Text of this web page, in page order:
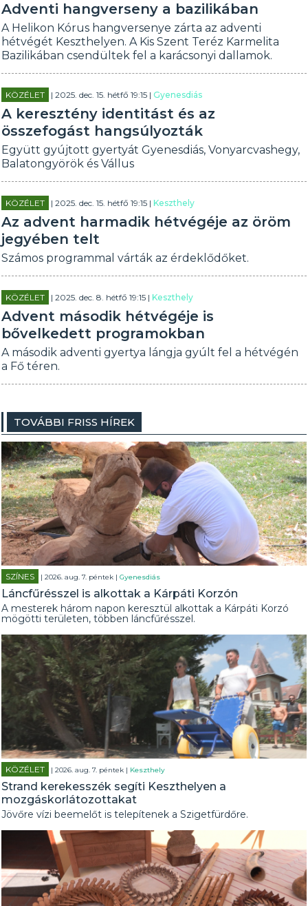
Adventi hangverseny a bazilikában
A Helikon Kórus hangversenye zárta az adventi
hétvégét Keszthelyen. A Kis Szent Teréz Karmelita
Bazilikában csendültek fel a karácsonyi dallamok.
KÖZÉLET | 2025. dec. 15. hétfő 19:15 |Gyenesdiás
A keresztény identitást és az
összefogást hangsúlyozták
Együtt gyújtott gyertyát Gyenesdiás, Vonyarcvashegy,
Balatongyörök és Vállus
KÖZÉLET | 2025. dec. 15. hétfő 19:15 |Keszthely
Az advent harmadik hétvégéje az öröm
jegyében telt
Számos programmal várták az érdeklődőket.
KÖZÉLET | 2025. dec. 8. hétfő 19:15 |Keszthely
Advent második hétvégéje is
bővelkedett programokban
A második adventi gyertya lángja gyúlt fel a hétvégén
a Fő téren.
TOVÁBBI FRISS HÍREK
SZÍNES | 2026. aug. 7. péntek |Gyenesdiás
Láncfűrésszel is alkottak a Kárpáti Korzón
A mesterek három napon keresztül alkottak a Kárpáti Korzó
mögötti területen, többen láncfűrésszel.
KÖZÉLET | 2026. aug. 7. péntek | Keszthely
Strand kerekesszék segíti Keszthelyen a
mozgáskorlátozottakat
Jövőre vízi beemelőt is telepítenek a Szigetfürdőre.